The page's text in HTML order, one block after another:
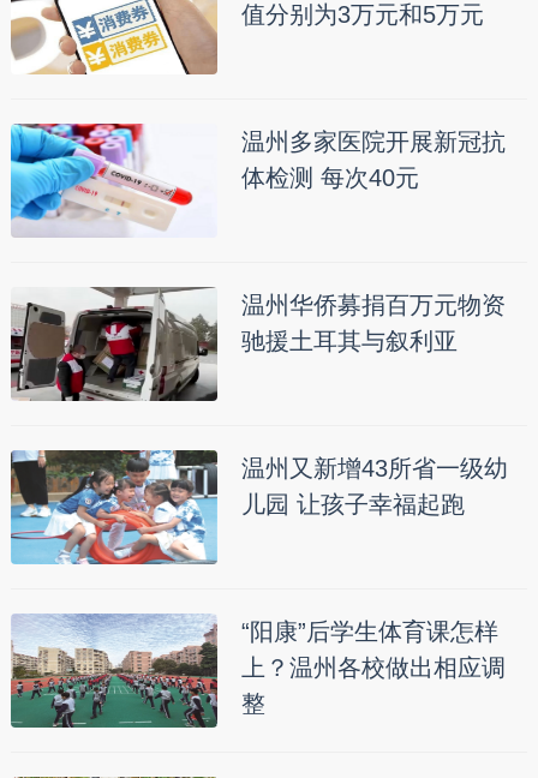
值分别为3万元和5万元
温州多家医院开展新冠抗
体检测 每次40元
温州华侨募捐百万元物资
驰援土耳其与叙利亚
温州又新增43所省一级幼
儿园 让孩子幸福起跑
“阳康”后学生体育课怎样
上？温州各校做出相应调
整